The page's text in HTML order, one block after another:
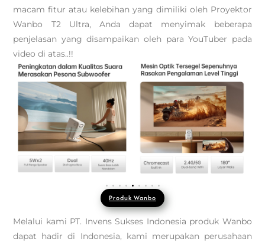
macam fitur atau kelebihan yang dimiliki oleh Proyektor
Wanbo T2 Ultra, Anda dapat menyimak beberapa
penjelasan yang disampaikan oleh para YouTuber pada
video di atas..!!
Produk Wanbo
Melalui kami PT. Invens Sukses Indonesia produk Wanbo
dapat hadir di Indonesia, kami merupakan perusahaan